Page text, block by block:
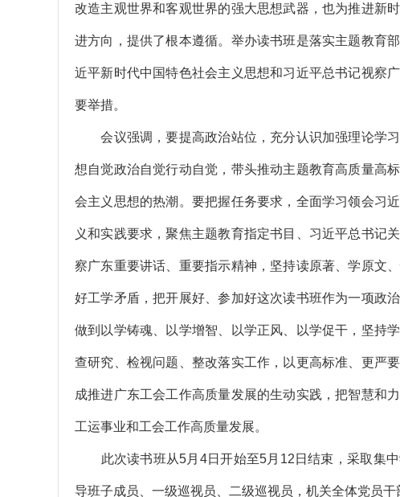
改造主观世界和客观世界的强大思想武器，也为推进新
进方向，提供了根本遵循。举办读书班是落实主题教育
近平新时代中国特色社会主义思想和习近平总书记视察
要举措。
会议强调，要提高政治站位，充分认识加强理论学习
想自觉政治自觉行动自觉，带头推动主题教育高质量高
会主义思想的热潮。要把握任务要求，全面学习领会习
义和实践要求，聚焦主题教育指定书目、习近平总书记
察广东重要讲话、重要指示精神，坚持读原著、学原文
好工学矛盾，把开展好、参加好这次读书班作为一项政
做到以学铸魂、以学增智、以学正风、以学促干，坚持
查研究、检视问题、整改落实工作，以更高标准、更严
成推进广东工会工作高质量发展的生动实践，把智慧和
工运事业和工会工作高质量发展。
此次读书班从5月4日开始至5月12日结束，采取集中
导班子成员、一级巡视员、二级巡视员，机关全体党员干